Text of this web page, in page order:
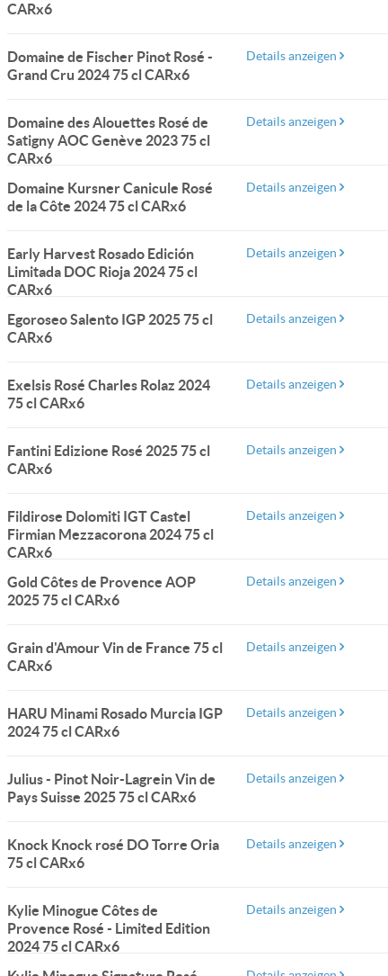
CARx6
Domaine de Fischer Pinot Rosé -
Grand Cru 2024 75 cl CARx6
Details anzeigen
Domaine des Alouettes Rosé de
Satigny AOC Genève 2023 75 cl
CARx6
Details anzeigen
Domaine Kursner Canicule Rosé
de la Côte 2024 75 cl CARx6
Details anzeigen
Early Harvest Rosado Edición
Limitada DOC Rioja 2024 75 cl
CARx6
Details anzeigen
Egoroseo Salento IGP 2025 75 cl
CARx6
Details anzeigen
Exelsis Rosé Charles Rolaz 2024
75 cl CARx6
Details anzeigen
Fantini Edizione Rosé 2025 75 cl
CARx6
Details anzeigen
Fildirose Dolomiti IGT Castel
Firmian Mezzacorona 2024 75 cl
CARx6
Details anzeigen
Gold Côtes de Provence AOP
2025 75 cl CARx6
Details anzeigen
Grain d'Amour Vin de France 75 cl
CARx6
Details anzeigen
HARU Minami Rosado Murcia IGP
2024 75 cl CARx6
Details anzeigen
Julius - Pinot Noir-Lagrein Vin de
Pays Suisse 2025 75 cl CARx6
Details anzeigen
Knock Knock rosé DO Torre Oria
75 cl CARx6
Details anzeigen
Kylie Minogue Côtes de
Provence Rosé - Limited Edition
2024 75 cl CARx6
Details anzeigen